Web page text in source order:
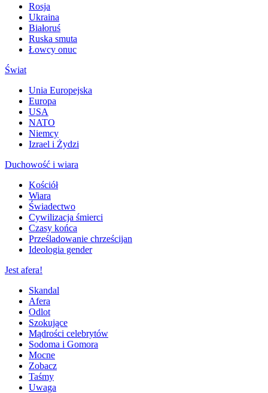
Rosja
Ukraina
Białoruś
Ruska smuta
Łowcy onuc
Świat
Unia Europejska
Europa
USA
NATO
Niemcy
Izrael i Żydzi
Duchowość i wiara
Kościół
Wiara
Świadectwo
Cywilizacja śmierci
Czasy końca
Prześladowanie chrześcijan
Ideologia gender
Jest afera!
Skandal
Afera
Odlot
Szokujące
Mądrości celebrytów
Sodoma i Gomora
Mocne
Zobacz
Taśmy
Uwaga